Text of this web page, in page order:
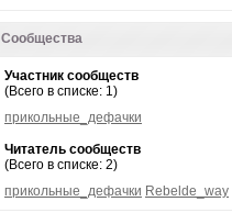
Сообщества
Участник сообществ
(Всего в списке: 1)
прикольные_дефачки
Читатель сообществ
(Всего в списке: 2)
прикольные_дефачки Rebelde_way